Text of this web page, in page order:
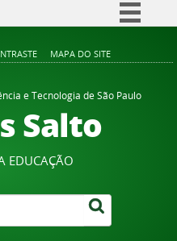
Comunica BR
Participe
Acesso à informação
Canais
MAPA DO SITE
e Tecnologia de São Paulo
Salto
EDUCAÇÃO